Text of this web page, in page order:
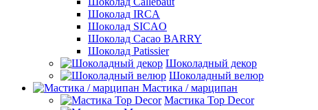
Шоколад IRCA
Шоколад SICAO
Шоколад Cacao BARRY
Шоколад Patissier
Шоколадный декор
Шоколадный велюр
Мастика / марципан
Мастика Top Decor